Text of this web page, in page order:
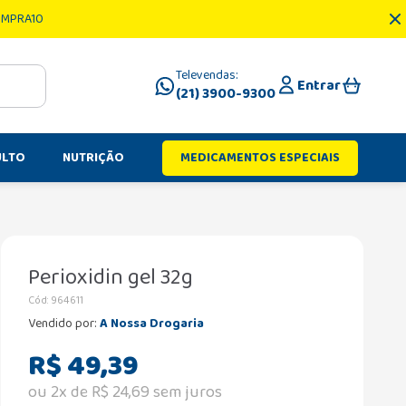
Televendas:
(21) 3900-9300 Entrar
NUTRIÇÃO MEDICAMENTOS ESPECIAIS
Perioxidin gel 32g
Cód: 964611
Vendido por:A Nossa Drogaria
R$49,39
ou 2x de R$ 24,69sem juros